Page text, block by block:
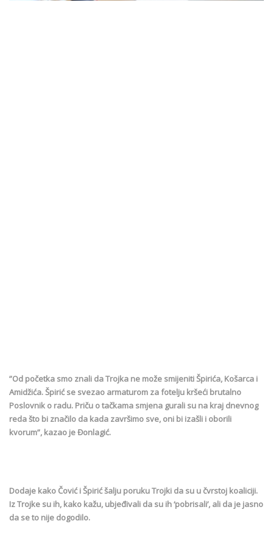
”Od početka smo znali da Trojka ne može smijeniti Špirića, Košarca i
Amidžića. Špirić se svezao armaturom za fotelju kršeći brutalno
Poslovnik o radu. Priču o tačkama smjena gurali su na kraj dnevnog
reda što bi značilo da kada završimo sve, oni bi izašli i oborili
kvorum”, kazao je Đonlagić.
Dodaje kako Čović i Špirić šalju poruku Trojki da su u čvrstoj koaliciji.
Iz Trojke su ih, kako kažu, ubjeđivali da su ih ‘pobrisali’, ali da je jasno
da se to nije dogodilo.